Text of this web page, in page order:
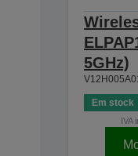
5GHz)
Em stock
IVA